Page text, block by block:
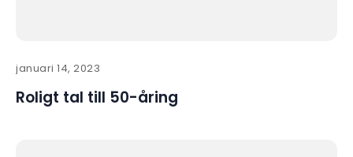
januari 14, 2023
Roligt tal till 50-åring